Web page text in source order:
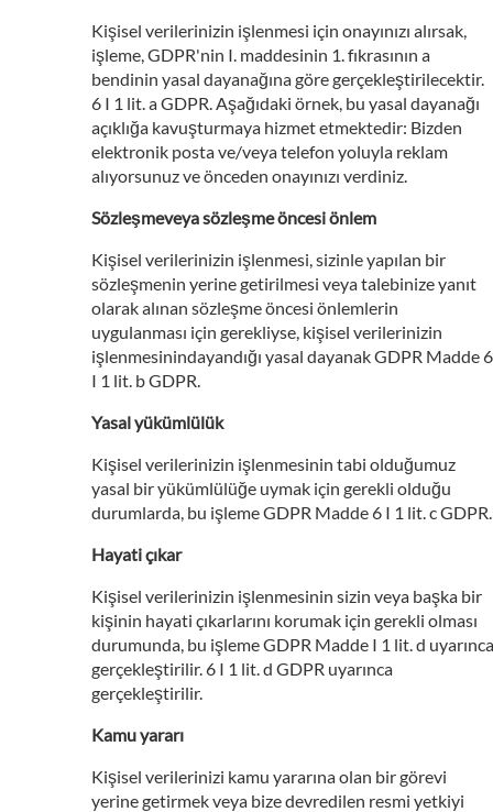
Kişisel verilerinizin işlenmesi için onayınızı alırsak,
işleme, GDPR'nin I. maddesinin 1. fıkrasının a
bendinin yasal dayanağına göre gerçekleştirilecektir.
6 I 1 lit. a GDPR. Aşağıdaki örnek, bu yasal dayanağı
açıklığa kavuşturmaya hizmet etmektedir: Bizden
elektronik posta ve/veya telefon yoluyla reklam
alıyorsunuz ve önceden onayınızı verdiniz.
Sözleşmeveya sözleşme öncesi önlem
Kişisel verilerinizin işlenmesi, sizinle yapılan bir
sözleşmenin yerine getirilmesi veya talebinize yanıt
olarak alınan sözleşme öncesi önlemlerin
uygulanması için gerekliyse, kişisel verilerinizin
işlenmesinindayandığı yasal dayanak GDPR Madde 6
I 1 lit. b GDPR.
Yasal yükümlülük
Kişisel verilerinizin işlenmesinin tabi olduğumuz
yasal bir yükümlülüğe uymak için gerekli olduğu
durumlarda, bu işleme GDPR Madde 6 I 1 lit. c GDPR.
Hayati çıkar
Kişisel verilerinizin işlenmesinin sizin veya başka bir
kişinin hayati çıkarlarını korumak için gerekli olması
durumunda, bu işleme GDPR Madde I 1 lit. d uyarınca
gerçekleştirilir. 6 I 1 lit. d GDPR uyarınca
gerçekleştirilir.
Kamu yararı
Kişisel verilerinizi kamu yararına olan bir görevi
yerine getirmek veya bize devredilen resmi yetkiyi